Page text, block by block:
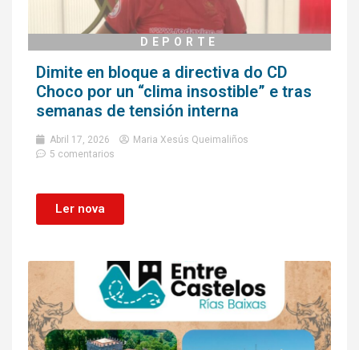
DEPORTE
Dimite en bloque a directiva do CD
Choco por un “clima insostible” e tras
semanas de tensión interna
Abril 17, 2026
Maria Xesús Queimaliños
5 comentarios
Ler nova